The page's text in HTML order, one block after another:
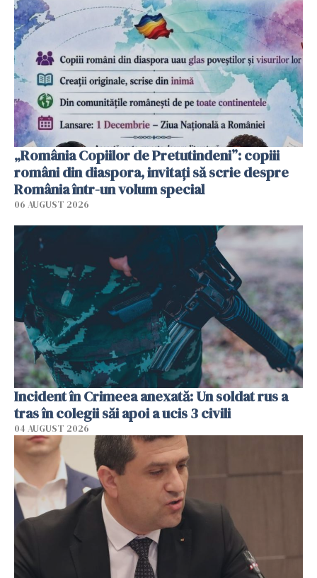
„România Copiilor de Pretutindeni”: copiii
români din diaspora, invitați să scrie despre
România într-un volum special
06 AUGUST 2026
Incident în Crimeea anexată: Un soldat rus a
tras în colegii săi apoi a ucis 3 civili
04 AUGUST 2026